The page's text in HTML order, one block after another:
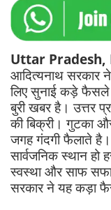
Uttar Pradesh,
आदित्यनाथ सरकार
लिए सुनाई कड़े
बुरी खबर है। उत्तर
की बिक्री। गुटका
जगह गंदगी फैलाते
सार्वजनिक स्थान
स्वस्था और साफ
सरकार ने यह कड़ा